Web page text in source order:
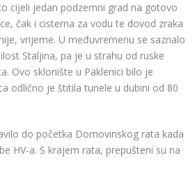
cijeli jedan podzemni grad na gotovo
čak i cisterna za vodu te dovod zraka
vrijeme. U međuvremenu se saznalo
Staljina, pa je u strahu od ruske
Ovo sklonište u Paklenici bilo je
odlično je štitila tunele u dubini od 80
do početka Domovinskog rata kada
HV-a. S krajem rata, prepušteni su na